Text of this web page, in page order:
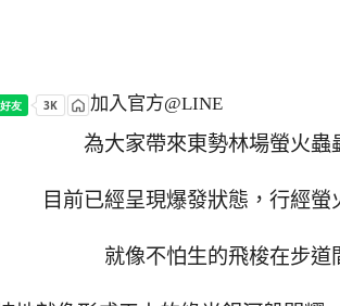
加入官方@LINE
為大家帶來東勢林場螢火蟲
目前已經呈現爆發狀態，行經螢
就像不怕生的飛梭在步道